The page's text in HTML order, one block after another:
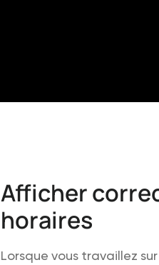
Afficher
horaires
Lorsque vous travaillez